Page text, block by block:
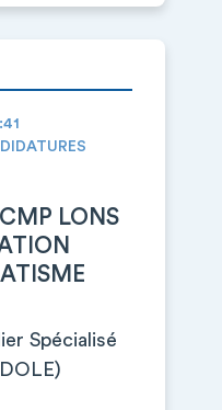
LONS
Spécialisé